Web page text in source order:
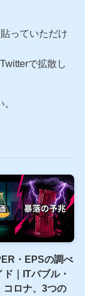
っていただけ
で拡散し
・EPSの調べ
｜ITバブル・
コロナ、3つの